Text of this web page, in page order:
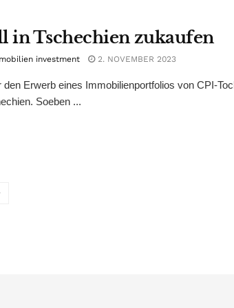
in Tschechien zukaufen
investment 2. NOVEMBER 2023
Erwerb eines Immobilienportfolios von CPI-
Soeben ...